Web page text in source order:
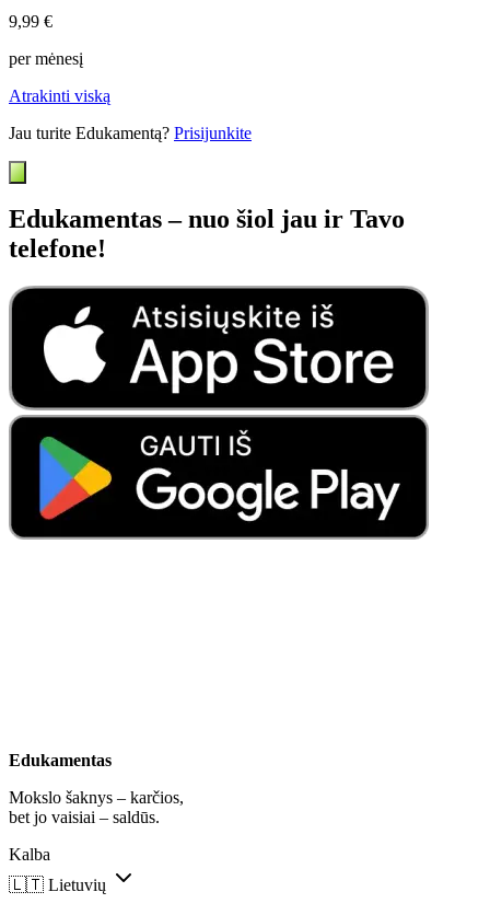
9,99 €
per mėnesį
Atrakinti viską
Jau turite Edukamentą? Prisijunkite
Edukamentas – nuo šiol jau ir Tavo
telefone!
Edukamentas
Mokslo šaknys – karčios,
bet jo vaisiai – saldūs.
Kalba
🇱🇹 Lietuvių